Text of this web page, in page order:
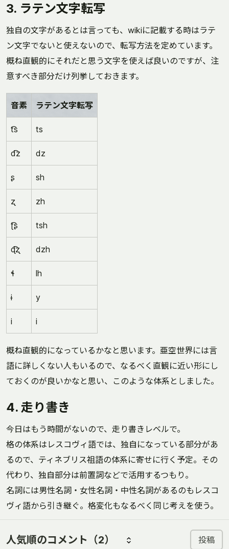
3. ラテン文字転写
独自の文字があるとは言っても、wikiに記載する時はラテ
ン文字でないと使えないので、転写方法を定めています。
概ね直観的にそれだと思う文字を使えば良いのですが、注
意すべき部分だけ列挙しておきます。
音素 ラテン文字転写
t͡s ts
d͡z dz
ʂ sh
ʐ zh
ʈ͡ʂ tsh
ɖ͡ʐ dzh
ɬ lh
ɨ y
i i
概ね直観的になっているかなと思います。亜空世界には言
語に詳しくない人もいるので、なるべく直観に近い形にし
ておくのが良いかなと思い、このような体系としました。
4. 走り書き
今日はもう時間がないので、走り書きレベルで。
格の体系はレスコヴィ語では、独自になっている部分があ
るので、ティネブリス祖語の体系に寄せに行く予定。その
代わり、独自部分は前置詞などで活用するつもり。
名詞には男性名詞・女性名詞・中性名詞があるのもレスコ
ヴィ語から引き継ぐ。格変化もなるべく同じ考えを使う。
人気順のコメント （2） 投稿